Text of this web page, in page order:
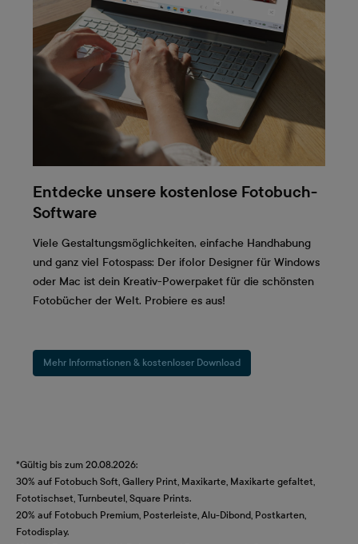
Entdecke unsere kostenlose Fotobuch-
Software
Viele Gestaltungsmöglichkeiten, einfache Handhabung
und ganz viel Fotospass: Der ifolor Designer für Windows
oder Mac ist dein Kreativ-Powerpaket für die schönsten
Fotobücher der Welt. Probiere es aus!
Mehr Informationen & kostenloser Download
*Gültig bis zum 20.08.2026:
30% auf Fotobuch Soft, Gallery Print, Maxikarte, Maxikarte gefaltet,
Fototischset, Turnbeutel, Square Prints.
20% auf Fotobuch Premium, Posterleiste, Alu-Dibond, Postkarten,
Fotodisplay.